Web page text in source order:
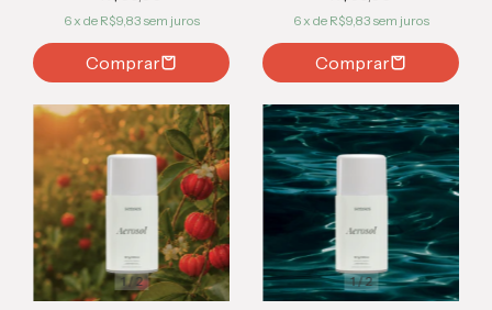
6 x de R$9,83 sem juros 6 x de R$9,83 sem juros
1/2 1/2